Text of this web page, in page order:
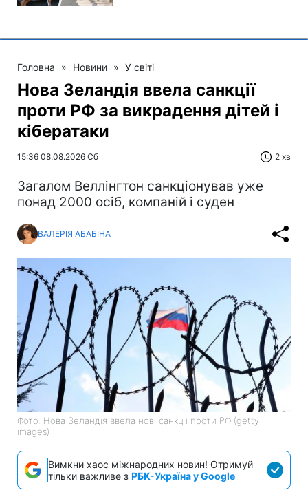
Головна » Новини » У світі
Нова Зеландія ввела санкції
проти РФ за викрадення дітей і
кібератаки
15:36 08.08.2026 Сб 2 хв
Загалом Веллінгтон санкціонував уже
понад 2000 осіб, компаній і суден
ВАЛЕРІЯ АБАБІНА
Фото: Нова Зеландія ввела нові санкції проти РФ (getty
images)
Вимкни хаос міжнародних новин! Отримуй
тільки важливе з РБК-Україна у Google